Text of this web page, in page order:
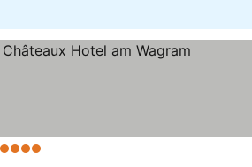
4 Étoiles